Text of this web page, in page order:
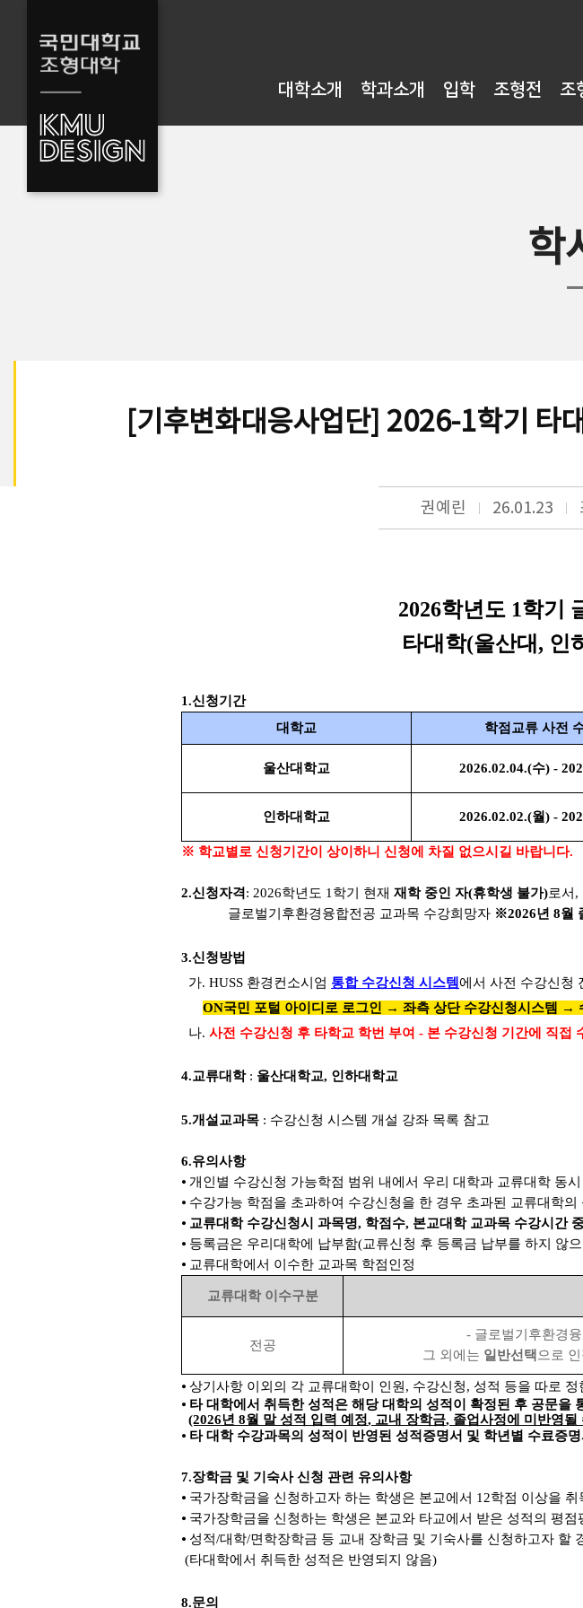
대학소개 학과소개 입학 조형전 조
학
[기후변화대응사업단] 2026-1학기 타
권예린 26.01.23
2026학년도 1학기
타대학(울산대, 인
1.신청기간
대학교
학점교류 사전
​울산대학교 2026.02.04.(수) -
인하대학교 2026.02.02.(월) -
※ 학교별로 신청기간이 상이하니 신청에 차질 없으시길 바랍니다.
2.신청자격: 2026학년도 1학기 현재 재학 중인 자(휴학생 불가)로서 ,
글로벌기후환경융합전공 교과목 수강희망자 ※2026년 8월
3.신청방법
가. HUSS 환경컨소시엄 통합 수강신청 시스템에서 사전 수강신청
ON국민 포털 아이디로 로그인 → 좌측 상단 수강신청시스템
→
나. 사전 수강신청 후 타학교 학번 부여 - 본 수강신청 기간에 직접
4.교류대학: 울산대학교, 인하대학교
5.개설교과목 : 수강신청 시스템 개설 강좌 목록 참고
6.유의사항
⦁ 개인별 수강신청 가능학점 범위 내에서 우리 대학과 교류대학 동
⦁ 수강가능 학점을 초과하여 수강신청을 한 경우 초과된 교류대학
⦁ 교류대학 수강신청시 과목명, 학점수, 본교대학 교과목 수강시간
⦁ 등록금은 우리대학에 납부함(교류신청 후 등록금 납부를 하지 않
⦁ 교류대학에서 이수한 교과목 학점인정
교류대학 이수구분
전공
- 글로벌기후환경
그 외에는 일반선택 으로
⦁ 상기사항 이외의 각 교류대학이 인원, 수강신청, 성적 등을 따로 정
⦁ 타 대학에서 취득한 성적은 해당 대학의 성적이 확정된 후 공문을
(2026년 8월 말 성적 입력 예정, 교내 장학금, 졸업사정에 미반영될
⦁ 타 대학 수강과목의 성적이 반영된 성적증명서 및 학년별 수료증
7.장학금 및 기숙사 신청 관련 유의사항
⦁ 국가장학금을 신청하고자 하는 학생은 본교에서 12학점 이상을 취
⦁ 국가장학금을 신청하는 학생은 본교와 타교에서 받은 성적의 평점
⦁ 성적/대학/면학장학금 등 교내 장학금 및 기숙사를 신청하고자 할
(타대학에서 취득한 성적은 반영되지 않음)
8.문의